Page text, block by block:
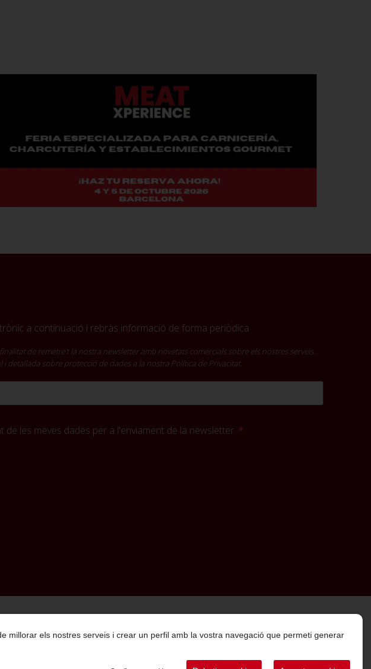
a continuació i rebràs informació de forma periòdica
de remetre't la nostra newsletter amb novetats comercials sobre els nostres serveis.
detallada sobre protecció de dades a la nostra Política de Privacitat.
de les meves dades per a l'enviament de la newsletter.
millorar els nostres serveis i crear un perfil amb la vostra navegació que permeti generar